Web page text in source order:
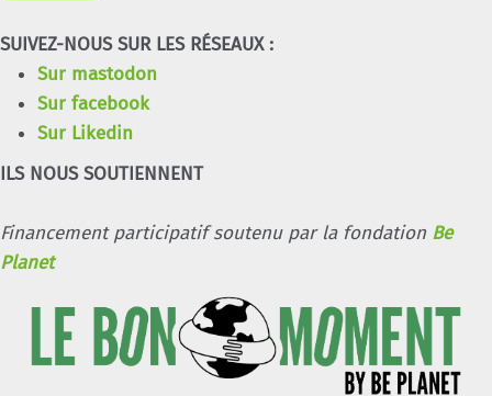
SUIVEZ-NOUS SUR LES RÉSEAUX :
Sur mastodon
Sur facebook
Sur Likedin
ILS NOUS SOUTIENNENT
Financement participatif soutenu par la fondation Be
Planet